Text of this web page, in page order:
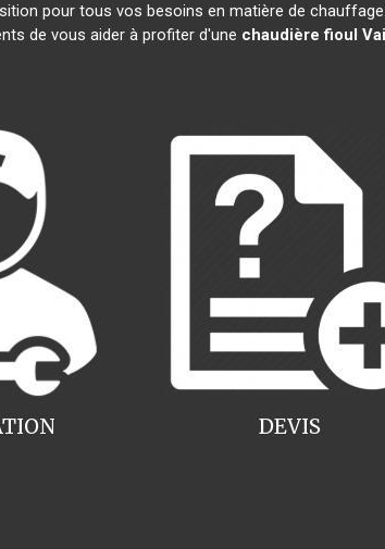
pour tous vos besoins en matière de
de vous aider à profiter d'une chaudière fioul
DEVIS